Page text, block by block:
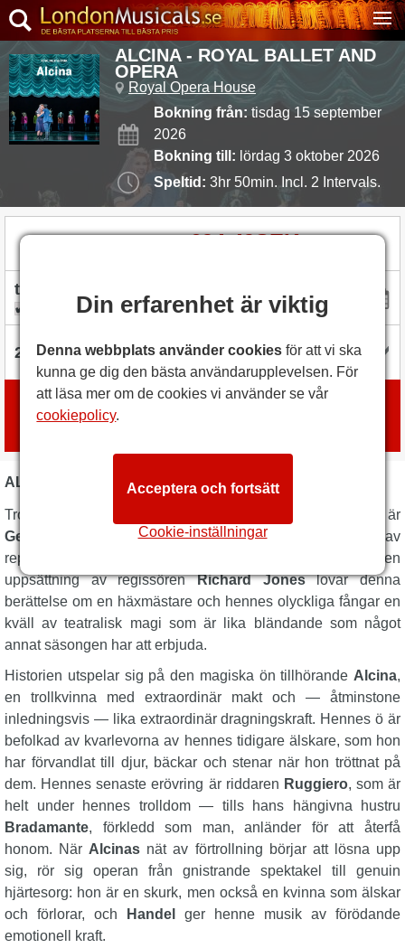
ALCINA - ROYAL BALLET AND
OPERA
Royal Opera House
Bokning från: tisdag 15 september
2026
Bokning till: lördag 3 oktober 2026
Speltid: 3hr 50min. Incl. 2 Intervals.
694,49SEK
flexibel med datum
Boka biljetter
ALCINA - ROYAL BALLET AND OPERA BESKRIVNING
Trolldom, förförelse, svartsjuka och barock prakt —
är
George Frideric Handel's mest förtrollande opera och en av
repertoarens stora skatter. På Royal Opera House i en
uppsättning av regissörenRichard Joneslovar denna
berättelse om en häxmästare och hennes olyckliga fångar en
kväll av teatralisk magi som är lika bländande som något
annat säsongen har att erbjuda.
Historien utspelar sig på den magiska ön tillhörande Alcina,
en trollkvinna med extraordinär makt och — åtminstone
inledningsvis — lika extraordinär dragningskraft. Hennes ö är
befolkad av kvarlevorna av hennes tidigare älskare, som hon
har förvandlat till djur, bäckar och stenar när hon tröttnat på
dem. Hennes senaste erövring är riddaren Ruggiero, som är
helt under hennes trolldom — tills hans hängivna hustru
Bradamante, förkledd som man, anländer för att återfå
honom. När Alcinas nät av förtrollning börjar att lösna upp
sig, rör sig operan från gnistrande spektakel till genuin
hjärtesorg: hon är en skurk, men också en kvinna som älskar
och förlorar, och
Handel
ger henne musik av förödande
emotionell kraft.
Din erfarenhet är viktig
Denna webbplats använder cookies för att vi ska
kunna ge dig den bästa användarupplevelsen. För
att läsa mer om de cookies vi använder se vår
cookiepolicy.
Cookie-inställningar
Acceptera och fortsätt